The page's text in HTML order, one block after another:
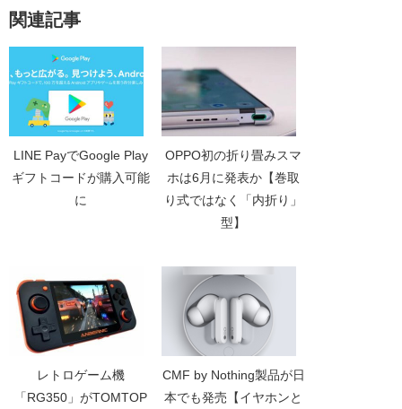
関連記事
LINE PayでGoogle Play
ギフトコードが購入可能
に
OPPO初の折り畳みスマ
ホは6月に発表か【巻取
り式ではなく「内折り」
型】
レトロゲーム機
「RG350」がTOMTOP
CMF by Nothing製品が日
本でも発売【イヤホンと